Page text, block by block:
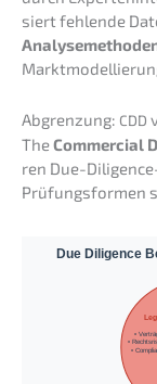
siert fehlen­de
Abgren­zung: CDD
TheCommer­cial
ren Due-
Prüfungs­for­men
Due Diligence
•
•
•